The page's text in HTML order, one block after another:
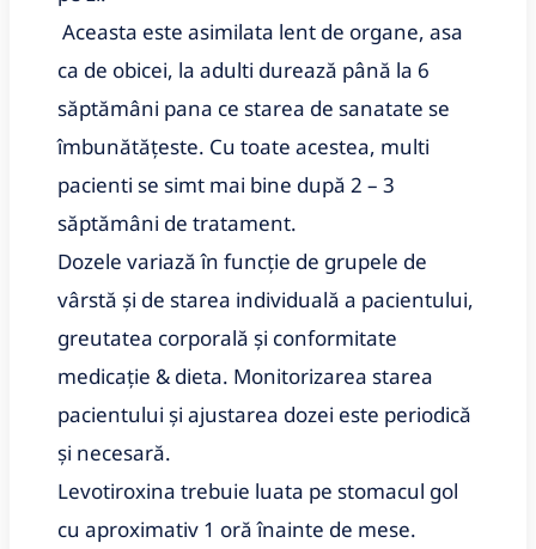
Aceasta este asimilata lent de organe, asa
ca de obicei, la adulti durează până la 6
săptămâni pana ce starea de sanatate se
îmbunătățeste. Cu toate acestea, multi
pacienti se simt mai bine după 2 – 3
săptămâni de tratament.
Dozele variază în funcție de grupele de
vârstă și de starea individuală a pacientului,
greutatea corporală și conformitate
medicație & dieta. Monitorizarea starea
pacientului și ajustarea dozei este periodică
și necesară.
Levotiroxina trebuie luata pe stomacul gol
cu aproximativ 1 oră înainte de mese.